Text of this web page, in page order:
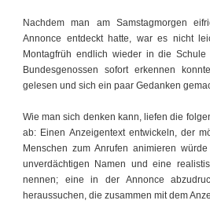
Nachdem man am Samstagmorgen
Annonce entdeckt hatte, war es nicht
Montagfrüh endlich wieder in die
Bundesgenossen sofort erkennen
gelesen und sich ein paar Gedanken
Wie man sich denken kann, liefen die
ab: Einen Anzeigentext entwickeln, der
Menschen zum Anrufen animieren
unverdächtigen Namen und eine
nennen; eine in der Annonce
heraussuchen, die zusammen mit dem